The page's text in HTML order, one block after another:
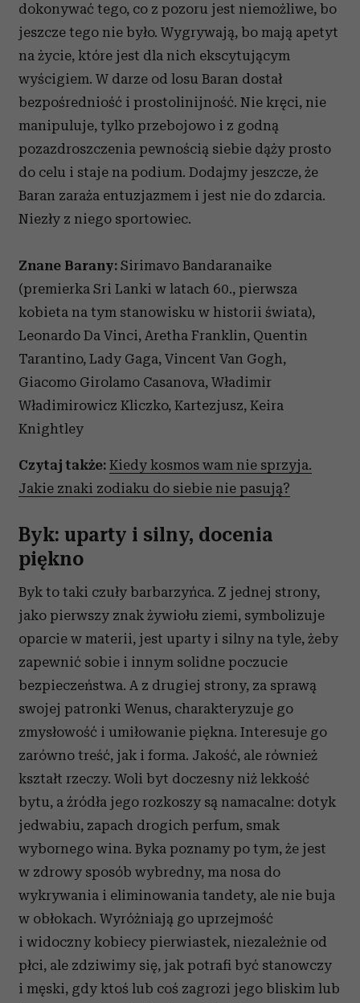
dokonywać tego, co z pozoru jest niemożliwe, bo
jeszcze tego nie było. Wygrywają, bo mają apetyt
na życie, które jest dla nich ekscytującym
wyścigiem. W darze od losu Baran dostał
bezpośredniość i prostolinijność. Nie kręci, nie
manipuluje, tylko przebojowo i z godną
pozazdroszczenia pewnością siebie dąży prosto
do celu i staje na podium. Dodajmy jeszcze, że
Baran zaraża entuzjazmem i jest nie do zdarcia.
Niezły z niego sportowiec.
Znane Barany: Sirimavo Bandaranaike
(premierka Sri Lanki w latach 60., pierwsza
kobieta na tym stanowisku w historii świata),
Leonardo Da Vinci, Aretha Franklin, Quentin
Tarantino, Lady Gaga, Vincent Van Gogh,
Giacomo Girolamo Casanova, Władimir
Władimirowicz Kliczko, Kartezjusz, Keira
Knightley
Czytaj także: Kiedy kosmos wam nie sprzyja.
Jakie znaki zodiaku do siebie nie pasują?
Byk: uparty i silny, docenia
piękno
Byk to taki czuły barbarzyńca. Z jednej strony,
jako pierwszy znak żywiołu ziemi, symbolizuje
oparcie w materii, jest uparty i silny na tyle, żeby
zapewnić sobie i innym solidne poczucie
bezpieczeństwa. A z drugiej strony, za sprawą
swojej patronki Wenus, charakteryzuje go
zmysłowość i umiłowanie piękna. Interesuje go
zarówno treść, jak i forma. Jakość, ale również
kształt rzeczy. Woli byt doczesny niż lekkość
bytu, a źródła jego rozkoszy są namacalne: dotyk
jedwabiu, zapach drogich perfum, smak
wybornego wina. Byka poznamy po tym, że jest
w zdrowy sposób wybredny, ma nosa do
wykrywania i eliminowania tandety, ale nie buja
w obłokach. Wyróżniają go uprzejmość
i widoczny kobiecy pierwiastek, niezależnie od
płci, ale zdziwimy się, jak potrafi być stanowczy
i męski, gdy ktoś lub coś zagrozi jego bliskim lub